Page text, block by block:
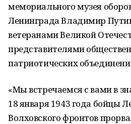
мемориального музея
Ленинграда Владимир
ветеранами Великой
представителями
патриотических
«Мы встречаемся с вами в
18 января 1943 года бойцы
Волховского фронтов